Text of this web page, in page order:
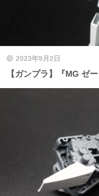
2023年9月2日
【ガンプラ】『MG ゼ